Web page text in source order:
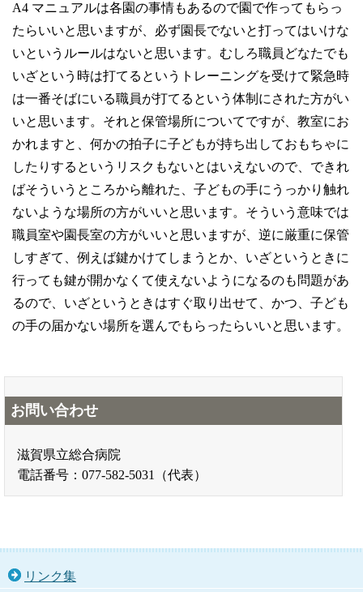
A4 マニュアルは各園の事情もあるので園で作ってもらっ
たらいいと思いますが、必ず園長でないと打ってはいけな
いというルールはないと思います。むしろ職員どなたでも
いざという時は打てるというトレーニングを受けて緊急時
は一番そばにいる職員が打てるという体制にされた方がい
いと思います。それと保管場所についてですが、教室にお
かれますと、何かの拍子に子どもが持ち出しておもちゃに
したりするというリスクもないとはいえないので、できれ
ばそういうところから離れた、子どもの手にうっかり触れ
ないような場所の方がいいと思います。そういう意味では
職員室や園長室の方がいいと思いますが、逆に厳重に保管
しすぎて、例えば鍵かけてしまうとか、いざというときに
行っても鍵が開かなくて使えないようになるのも問題があ
るので、いざというときはすぐ取り出せて、かつ、子ども
の手の届かない場所を選んでもらったらいいと思います。
お問い合わせ
滋賀県立総合病院
電話番号：077-582-5031（代表）
リンク集